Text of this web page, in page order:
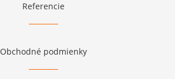
Referencie
Obchodné podmienky